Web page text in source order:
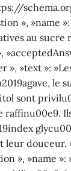
», »name
au sucre
», »text »:
le
sont
raffinu00e9.
leur douceur.
», »name »: